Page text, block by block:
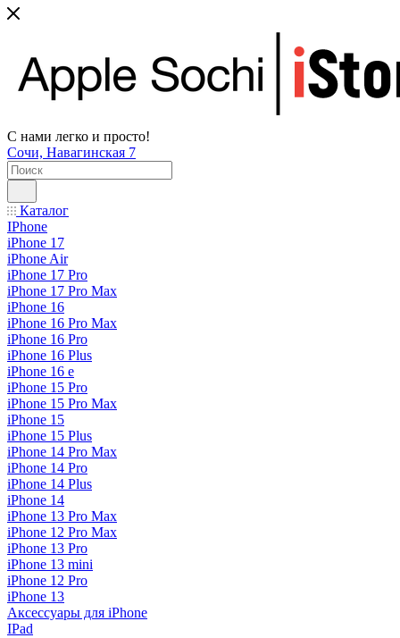
С нами легко и просто!
Сочи, Навагинская 7
Каталог
IPhone
iPhone 17
iPhone Air
iPhone 17 Pro
iPhone 17 Pro Max
iPhone 16
iPhone 16 Pro Max
iPhone 16 Pro
iPhone 16 Plus
iPhone 16 e
iPhone 15 Pro
iPhone 15 Pro Max
iPhone 15
iPhone 15 Plus
iPhone 14 Pro Max
iPhone 14 Pro
iPhone 14 Plus
iPhone 14
iPhone 13 Pro Max
iPhone 12 Pro Max
iPhone 13 Pro
iPhone 13 mini
iPhone 12 Pro
iPhone 13
Аксессуары для iPhone
IPad